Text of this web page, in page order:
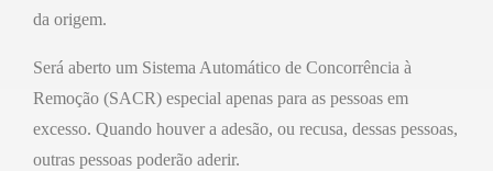
da origem.
Será aberto um Sistema Automático de Concorrência à
Remoção (SACR) especial apenas para as pessoas em
excesso. Quando houver a adesão, ou recusa, dessas pessoas,
outras pessoas poderão aderir.